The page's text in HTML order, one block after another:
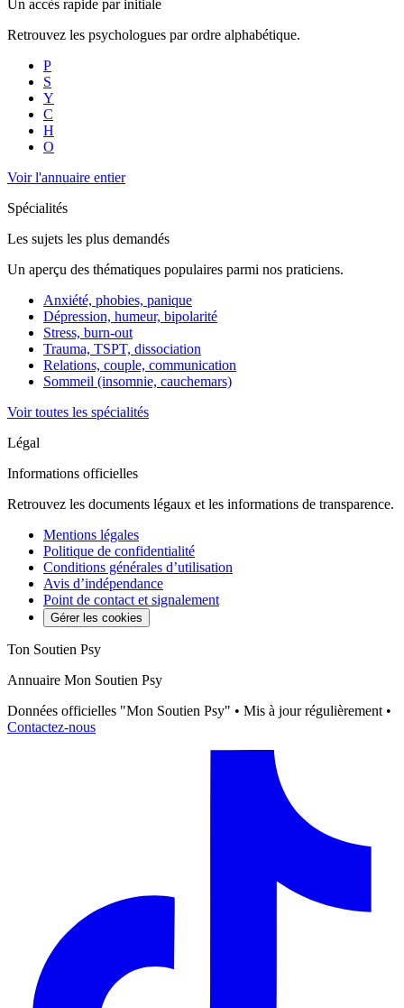
Un accès rapide par initiale
Retrouvez les psychologues par ordre alphabétique.
P
S
Y
C
H
O
Voir l'annuaire entier
Spécialités
Les sujets les plus demandés
Un aperçu des thématiques populaires parmi nos praticiens.
Anxiété, phobies, panique
Dépression, humeur, bipolarité
Stress, burn-out
Trauma, TSPT, dissociation
Relations, couple, communication
Sommeil (insomnie, cauchemars)
Voir toutes les spécialités
Légal
Informations officielles
Retrouvez les documents légaux et les informations de transparence.
Mentions légales
Politique de confidentialité
Conditions générales d’utilisation
Avis d’indépendance
Point de contact et signalement
Gérer les cookies
Ton Soutien Psy
Annuaire Mon Soutien Psy
Données officielles "Mon Soutien Psy" • Mis à jour régulièrement •
Contactez-nous